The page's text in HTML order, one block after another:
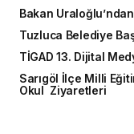
Bakan
Tuzluca Belediye
TİGAD 13. Dijital
Sarıgöl İlçe Milli
Okul Ziyaretleri